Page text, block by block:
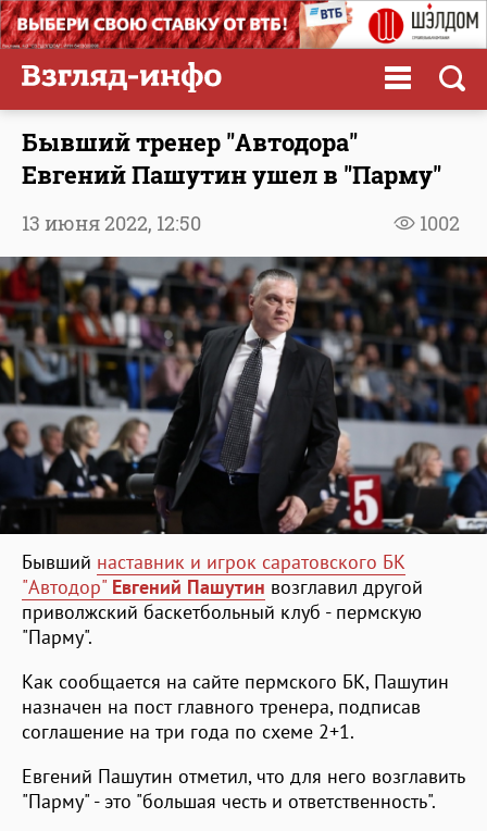
Бывший тренер "Автодора"
Евгений Пашутин ушел в "Парму"
1002
13 июня 2022, 12:50
Бывший наставник и игрок саратовского БК
"Автодор" Евгений Пашутин возглавил другой
приволжский баскетбольный клуб - пермскую
"Парму".
Как сообщается на сайте пермского БК, Пашутин
назначен на пост главного тренера, подписав
соглашение на три года по схеме 2+1.
Евгений Пашутин отметил, что для него возглавить
"Парму" - это "большая честь и ответственность".